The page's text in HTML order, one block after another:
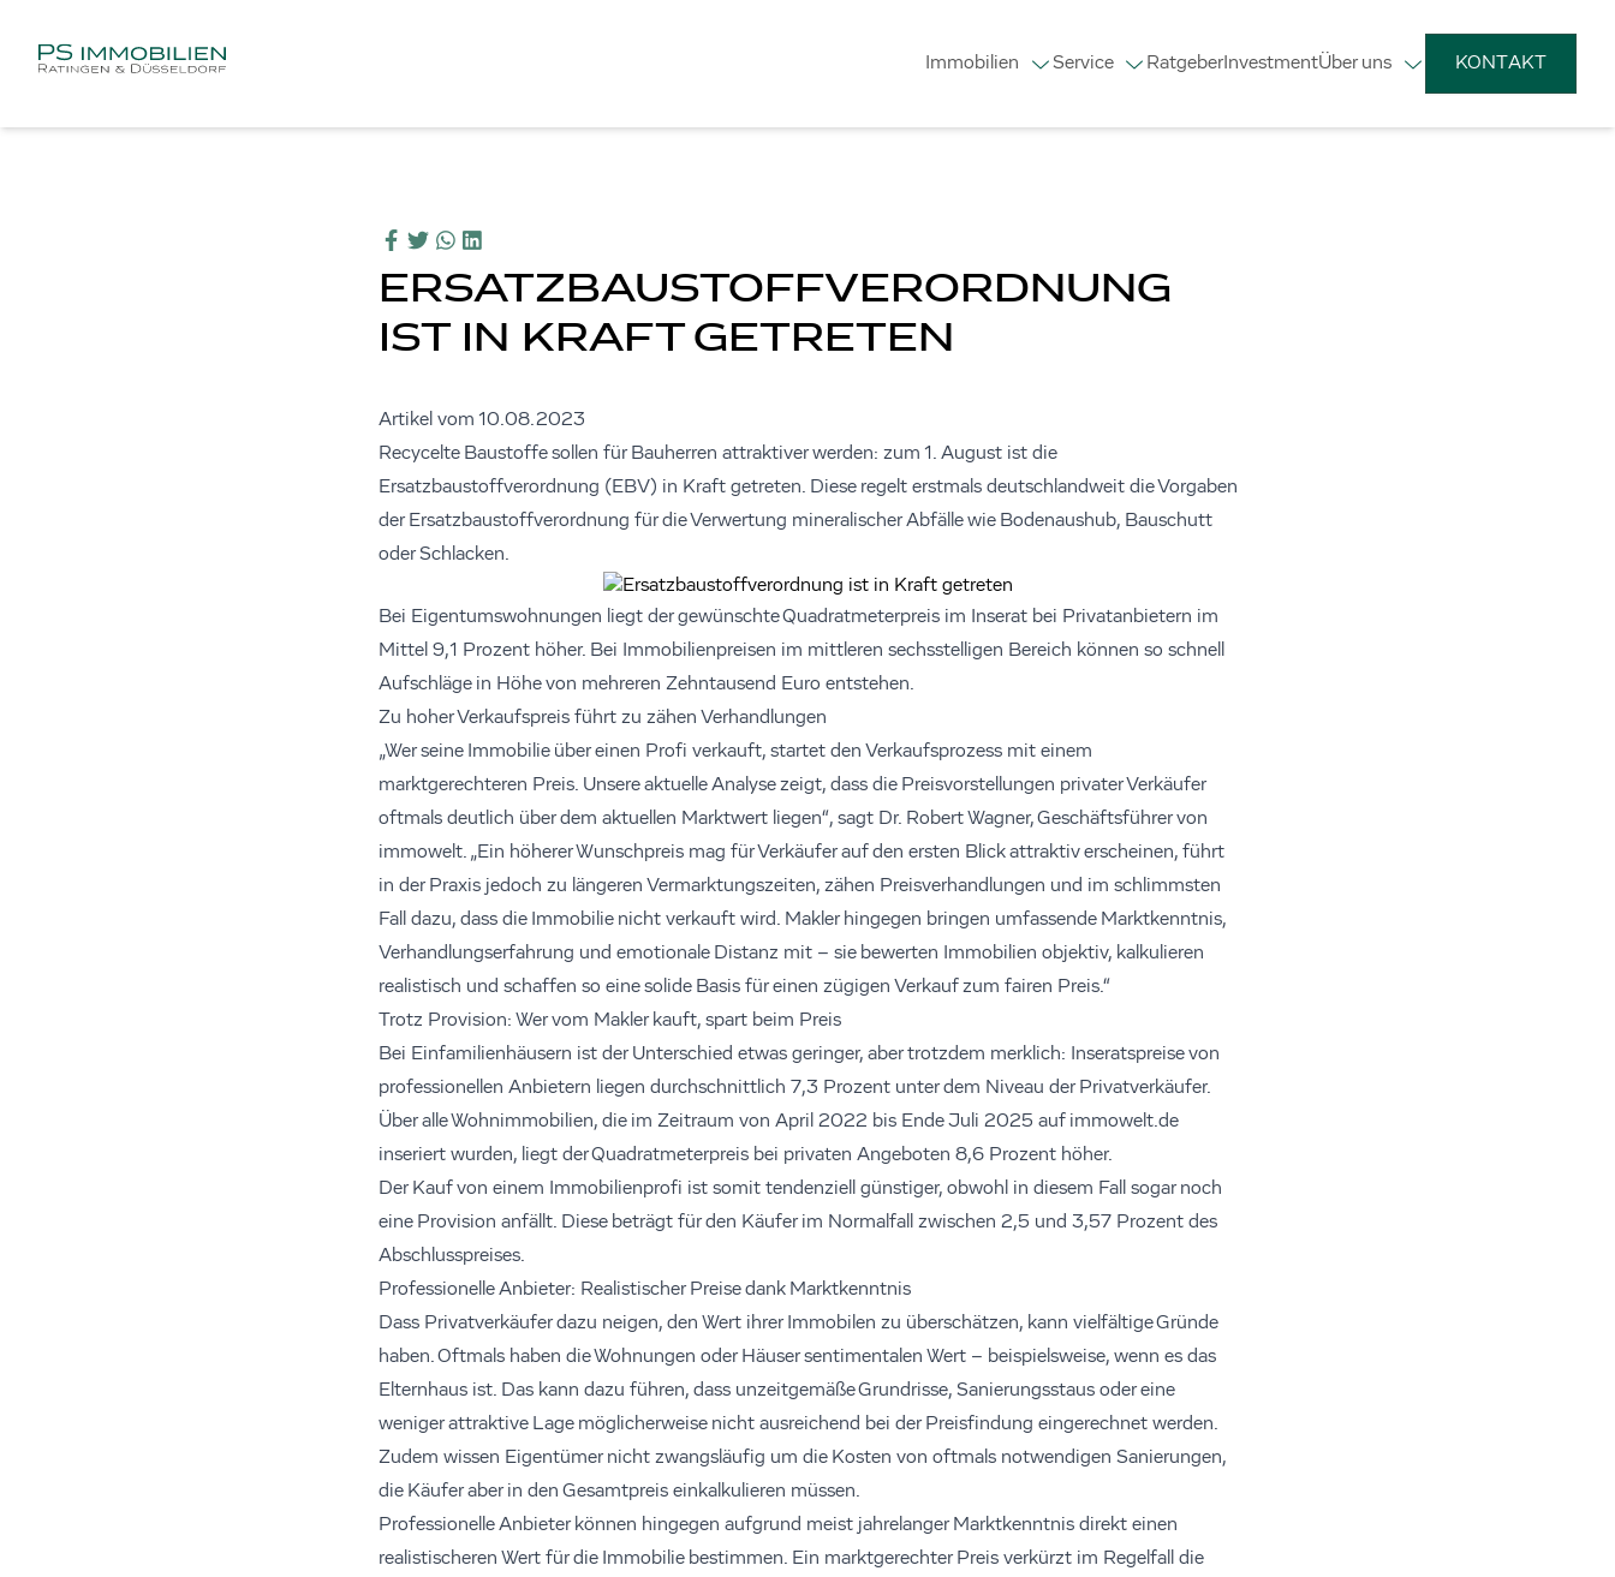
Immobilien Service RatgeberInvestmentÜber uns KONTAKT
ERSATZBAUSTOFFVERORDNUNG
IST IN KRAFT GETRETEN
Artikel vom 10.08.2023
Recycelte Baustoffe sollen für Bauherren attraktiver werden: zum 1. August ist die
Ersatzbaustoffverordnung (EBV) in Kraft getreten. Diese regelt erstmals deutschlandweit die Vorgaben
der Ersatzbaustoffverordnung für die Verwertung mineralischer Abfälle wie Bodenaushub, Bauschutt
oder Schlacken.
Bei Eigentumswohnungen liegt der gewünschte Quadratmeterpreis im Inserat bei Privatanbietern im
Mittel 9,1 Prozent höher. Bei Immobilienpreisen im mittleren sechsstelligen Bereich können so schnell
Aufschläge in Höhe von mehreren Zehntausend Euro entstehen.
Zu hoher Verkaufspreis führt zu zähen Verhandlungen
„Wer seine Immobilie über einen Profi verkauft, startet den Verkaufsprozess mit einem
marktgerechteren Preis. Unsere aktuelle Analyse zeigt, dass die Preisvorstellungen privater Verkäufer
oftmals deutlich über dem aktuellen Marktwert liegen“, sagt Dr. Robert Wagner, Geschäftsführer von
immowelt. „Ein höherer Wunschpreis mag für Verkäufer auf den ersten Blick attraktiv erscheinen, führt
in der Praxis jedoch zu längeren Vermarktungszeiten, zähen Preisverhandlungen und im schlimmsten
Fall dazu, dass die Immobilie nicht verkauft wird. Makler hingegen bringen umfassende Marktkenntnis,
Verhandlungserfahrung und emotionale Distanz mit – sie bewerten Immobilien objektiv, kalkulieren
realistisch und schaffen so eine solide Basis für einen zügigen Verkauf zum fairen Preis.“
Trotz Provision: Wer vom Makler kauft, spart beim Preis
Bei Einfamilienhäusern ist der Unterschied etwas geringer, aber trotzdem merklich: Inseratspreise von
professionellen Anbietern liegen durchschnittlich 7,3 Prozent unter dem Niveau der Privatverkäufer.
Über alle Wohnimmobilien, die im Zeitraum von April 2022 bis Ende Juli 2025 auf immowelt.de
inseriert wurden, liegt der Quadratmeterpreis bei privaten Angeboten 8,6 Prozent höher.
Der Kauf von einem Immobilienprofi ist somit tendenziell günstiger, obwohl in diesem Fall sogar noch
eine Provision anfällt. Diese beträgt für den Käufer im Normalfall zwischen 2,5 und 3,57 Prozent des
Abschlusspreises.
Professionelle Anbieter: Realistischer Preise dank Marktkenntnis
Dass Privatverkäufer dazu neigen, den Wert ihrer Immobilen zu überschätzen, kann vielfältige Gründe
haben. Oftmals haben die Wohnungen oder Häuser sentimentalen Wert – beispielsweise, wenn es das
Elternhaus ist. Das kann dazu führen, dass unzeitgemäße Grundrisse, Sanierungsstaus oder eine
weniger attraktive Lage möglicherweise nicht ausreichend bei der Preisfindung eingerechnet werden.
Zudem wissen Eigentümer nicht zwangsläufig um die Kosten von oftmals notwendigen Sanierungen,
die Käufer aber in den Gesamtpreis einkalkulieren müssen.
Professionelle Anbieter können hingegen aufgrund meist jahrelanger Marktkenntnis direkt einen
realistischeren Wert für die Immobilie bestimmen. Ein marktgerechter Preis verkürzt im Regelfall die